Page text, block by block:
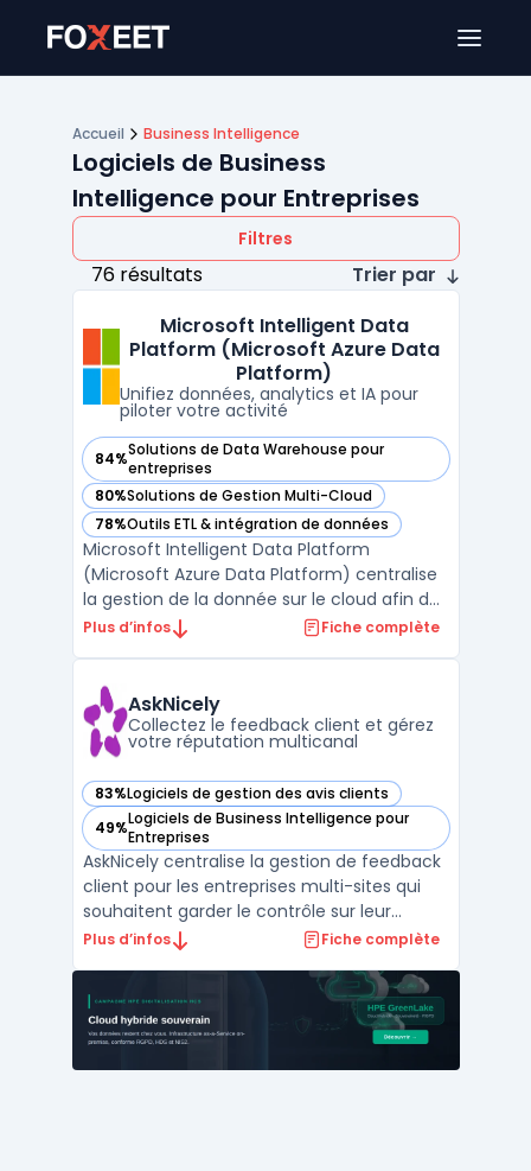
Accueil Business Intelligence
Logiciels de Business
Intelligence pour Entreprises
Filtres
76 résultats
Trier par
Microsoft Intelligent Data
Platform (Microsoft Azure Data
Platform)
Unifiez données, analytics et IA pour
piloter votre activité
84%Solutions de Data Warehouse pour
entreprises
— voir Microsoft Intelligent Data Platform (Microsoft
80%Solutions de Gestion Multi-Cloud
— voir Microsoft Intelligent Data Platform (Microsoft
78%Outils ETL & intégration de données
— voir Microsoft Intelligent Data Platform (Microsoft
Microsoft Intelligent Data Platform
(Microsoft Azure Data Platform) centralise
la gestion de la donnée sur le cloud afin de
limiter la fragmentation des systèmes et
réunit bases de données, outils d’analyse
avancée et ...
Plus d’infos Fiche complète
AskNicely
Collectez le feedback client et gérez
votre réputation multicanal
83%Logiciels de gestion des avis clients
— voir AskNicely dans cette catégorie
49%Logiciels de Business Intelligence pour
Entreprises
— voir AskNicely dans cette catégorie
AskNicely centralise la gestion de feedback
client pour les entreprises multi-sites qui
souhaitent garder le contrôle sur leur
réputation en ligne. Ce logiciel SaaS est
de nombreux points de contact, où la
collecte de retours structurés est complexe
sans ou ...
Plus d’infos Fiche complète